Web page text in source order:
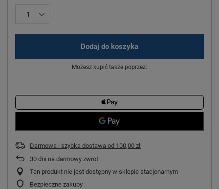
Dodaj do koszyka
Możesz kupić także poprzez:
Darmowa i szybka dostawa od 100,00 zł
30 dni na darmowy zwrot
Ten produkt nie jest dostępny w sklepie stacjonarnym
Bezpieczne zakupy